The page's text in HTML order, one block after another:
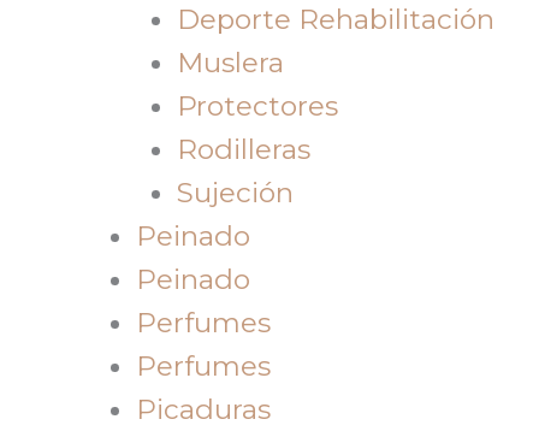
Deporte Rehabilitación
Muslera
Protectores
Rodilleras
Sujeción
Peinado
Peinado
Perfumes
Perfumes
Picaduras